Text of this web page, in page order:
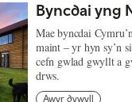
Byncdai yng
Mae byncdai
maint – yr hyn sy’n
cefn gwlad gwyllt a
drws.
Awyr dywyll